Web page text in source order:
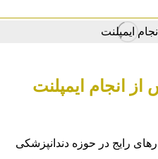
انجام ایمپلنت
رایج در حوزه دندانپزشکی